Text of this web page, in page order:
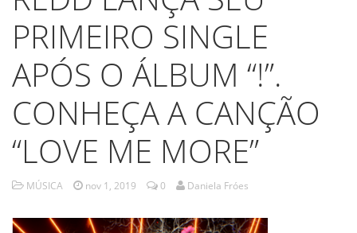
PRIMEIRO SINGLE
APÓS O ÁLBUM “!”.
CONHEÇA A CANÇÃO
“LOVE ME MORE”
MÚSICA nov 1, 2019 0 Daniela Fróes